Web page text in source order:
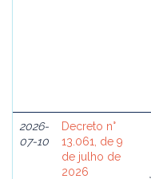
2026-
07-10
Decreto n°
13.061, de 9
de julho de
2026